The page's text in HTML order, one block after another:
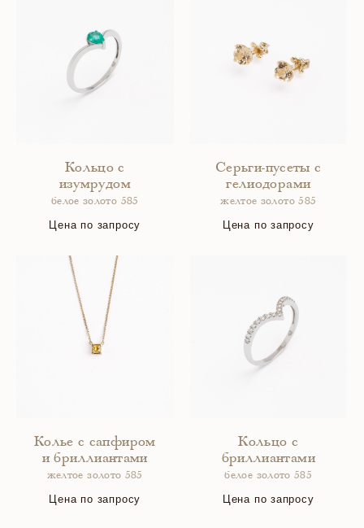
Кольцо с
изумрудом
белое золото 585
Цена по запросу
Серьги-пусеты с
гелиодорами
желтое золото 585
Цена по запросу
Колье с сапфиром
и бриллиантами
желтое золото 585
Цена по запросу
Кольцо с
бриллиантами
белое золото 585
Цена по запросу